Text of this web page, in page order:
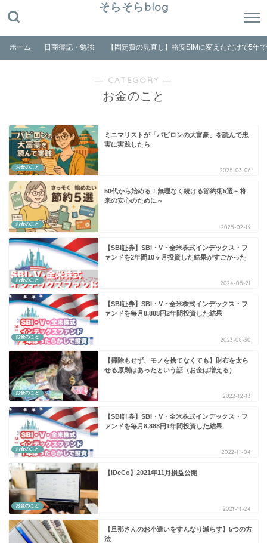
そらそらblog
ホーム 日商簿記・勉強 【固定費の見直し】格安SIMに変えただけで5年
― CATEGORY ―
お金のこと
お金のこと
ミニマリストが「バビロンの大富豪」を読んで忠
実に実践したら
2025-03-06
お金のこと
50代から始める！無理なく続ける節約術5選～将
来の安心のために～
2025-02-19
お金のこと
【SBI証券】SBI・V・全米株式インデックス・フ
ァンドを2年間10ヶ月投資した結果がすごかった
2024-05-21
お金のこと
【SBI証券】SBI・V・全米株式インデックス・フ
ァンドを毎月8,888円2年間投資した結果
2023-08-30
お金のこと
【掃除もせず、モノを捨てなくても】財布を太ら
せる原則はあったという話（お金は増える）
2022-12-13
お金のこと
【SBI証券】SBI・V・全米株式インデックス・フ
ァンドを毎月8,888円1年間投資した結果
2022-11-04
お金のこと
【iDeCo】2021年11月損益公開
2021-11-24
【旦那さんのお小遣いをすんなり減らす】5つの方
法